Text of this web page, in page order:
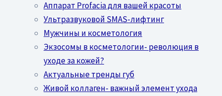
Аппарат Profacia для вашей красоты
Ультразвуковой SMAS-лифтинг
Мужчины и косметология
Экзосомы в косметологии- революция в
уходе за кожей?
Актуальные тренды губ
Живой коллаген- важный элемент ухода